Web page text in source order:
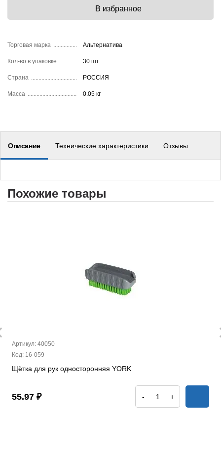
Торговая марка Альтернатива
Кол-во в упаковке 30 шт.
Страна РОССИЯ
Масса 0.05 кг
Описание Технические характеристики Отзывы
Похожие товары
Артикул: 40050
Код: 16-059
Щётка для рук односторонняя YORK
55.97 ₽ - +